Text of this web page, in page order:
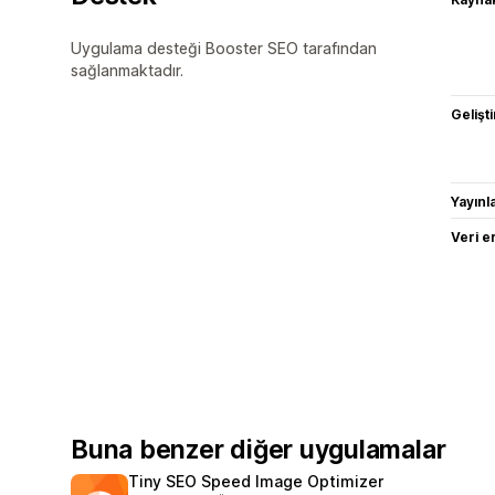
Uygulama desteği Booster SEO tarafından
sağlanmaktadır.
Veri
Buna benzer diğer uygulamalar
Tiny SEO Speed Image Optimizer